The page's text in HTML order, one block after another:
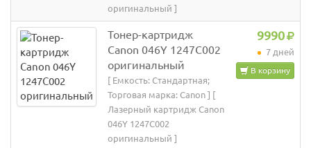
оригинальный ]
Тонер-картридж
Canon 046Y 1247C002
оригинальный
[ Емкость: Стандартная;
Торговая марка: Canon ] [
Лазерный картридж Canon
046Y 1247C002
оригинальный ]
9990
7 дней
В корзину